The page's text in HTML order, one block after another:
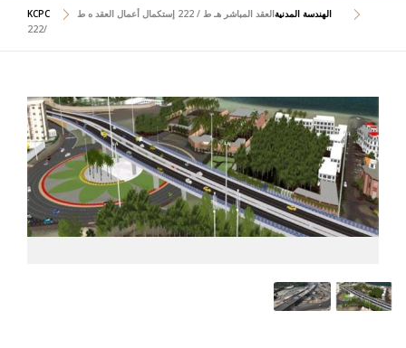
KCPC الهندسة المدنية
العقد المباشر هـ ط / 222 إستكمال أعمال العقد ه ط
/222